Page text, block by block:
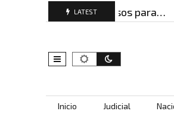
LATEST
documentos falsos para…
Skip to content
Inicio Judicial